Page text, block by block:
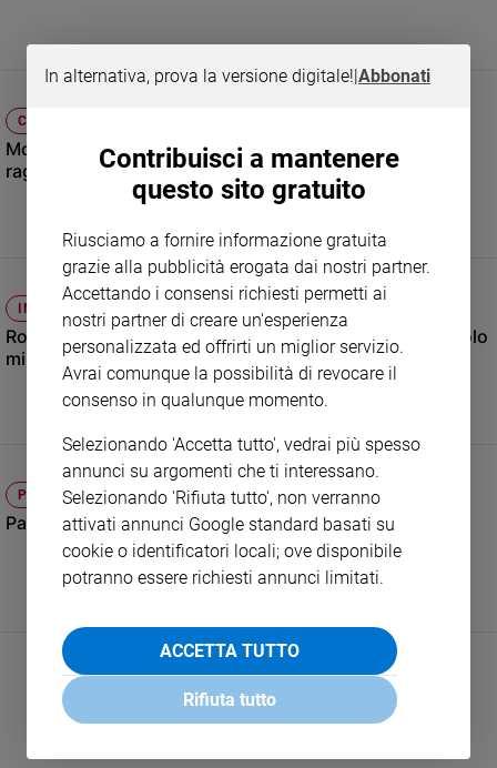
Famiglia
educazione
Genitori
e
Coppia
e
giovani
Adolescenza
Bioetica
Vai
Riflessioni
Video
Podcast
CRONACA
Monsignor Satriano: «Sui migranti no al disumano
ragionevole»
INTERVISTE
Robert Powell, il Gesù di Nazareth di Zeffirelli: «Quel ruolo
mi ha cambiato la vita»
PAPA
Papa Leone: «La bellezza via per la pace»
In alternativa, prova la versione digitale!|Abbonati
Contribuisci a mantenere
questo sito gratuito
Riusciamo a fornire informazione gratuita
grazie alla pubblicità erogata dai nostri partner.
Accettando i consensi richiesti permetti ai
nostri partner di creare un'esperienza
personalizzata ed offrirti un miglior servizio.
Avrai comunque la possibilità di revocare il
consenso in qualunque momento.
Selezionando 'Accetta tutto', vedrai più spesso
annunci su argomenti che ti interessano.
Selezionando 'Rifiuta tutto', non verranno
attivati annunci Google standard basati su
cookie o identificatori locali; ove disponibile
potranno essere richiesti annunci limitati.
ACCETTA TUTTO
Rifiuta tutto